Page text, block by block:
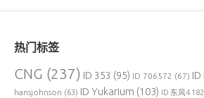
热门标签
CNG (237) ID 353 (95) ID 706572 (67)
hansjohnson (63) ID Yukarium (103) ID 东风4